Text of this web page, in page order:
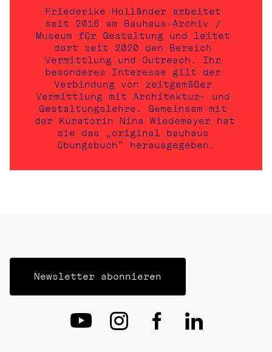
Friederike Holländer arbeitet
seit 2016 am Bauhaus-Archiv /
Museum für Gestaltung und leitet
dort seit 2020 den Bereich
Vermittlung und Outreach. Ihr
besonderes Interesse gilt der
Verbindung von zeitgemäßer
Vermittlung mit Architektur- und
Gestaltungslehre. Gemeinsam mit
der Kuratorin Nina Wiedemeyer hat
sie das „original bauhaus
übungsbuch“ herausgegeben.
Newsletter abonnieren